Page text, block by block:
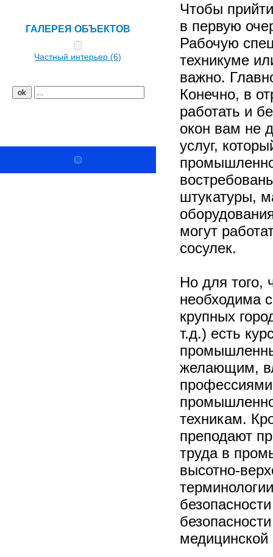
Чтобы
в первую
Рабочую
техникуме
важно.
Конечно, в
работать и
окон вам не
услуг,
штукатуры,
могут
сосулек.
Но для того,
необходима
крупных
т.д.) есть
желающим,
техникам.
преподают
труда в
высотно-
ГАЛЕРЕЯ ОБЪЕКТОВ
Частный интерьер (6)